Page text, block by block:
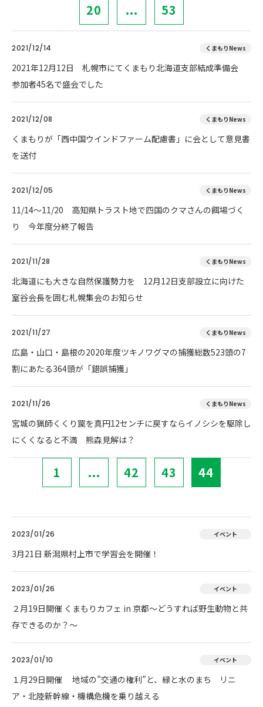
20 ... 53
2021/12/14 くまもりNews
2021年12月12日 札幌市にてくまもり北海道支部結成準備会
参加者45名で盛会でした
2021/12/08 くまもりNews
くまもりが「西中国ウインドファーム配慮書」に会として意見書
を送付
2021/12/05 くまもりNews
11/14～11/20 高知県トラスト地で四国のクマさんの餌場づく
り 今年度分終了報告
2021/11/28 くまもりNews
北海道にも大きな自然保護勢力を 12月12日支部設立に向けた
室谷会長を囲む札幌集会のお知らせ
2021/11/27 くまもりNews
広島・山口・島根の2020年度ツキノワグマの捕獲総数523頭の7
割にあたる364頭が「錯誤捕獲」
2021/11/26 くまもりNews
宮城の猟師くくり罠を真円12センチに戻すならイノシシを駆除し
にくくなると不満 熊森見解は？
1 ... 42 43 44
2023/01/26 イベント
3月21日 新潟県村上市で学習会を開催！
2023/01/26 イベント
２月19日開催 くまもりカフェ in 京都～どうすれば野生動物と共
存できるのか？～
2023/01/10 イベント
１月29日開催 地域の”交通の権利”と、緑と水のまち リニ
ア・北陸新幹線・機構危機を乗り越える